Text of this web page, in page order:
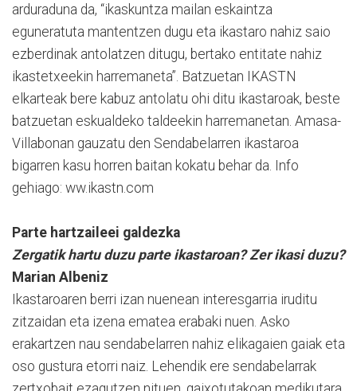
arduraduna da, “ikaskuntza mailan eskaintza
eguneratuta mantentzen dugu eta ikastaro nahiz saio
ezberdinak antolatzen ditugu, bertako entitate nahiz
ikastetxeekin harremaneta”. Batzuetan IKASTN
elkarteak bere kabuz antolatu ohi ditu ikastaroak, beste
batzuetan eskualdeko taldeekin harremanetan. Amasa-
Villabonan gauzatu den Sendabelarren ikastaroa
bigarren kasu horren baitan kokatu behar da. Info
gehiago: ww.ikastn.com
Parte hartzaileei galdezka
Zergatik hartu duzu parte ikastaroan? Zer ikasi duzu?
Marian Albeniz
Ikastaroaren berri izan nuenean interesgarria iruditu
zitzaidan eta izena ematea erabaki nuen. Asko
erakartzen nau sendabelarren nahiz elikagaien gaiak eta
oso gustura etorri naiz. Lehendik ere sendabelarrak